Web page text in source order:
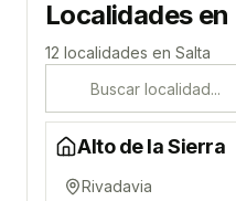
Localidades en
12 localidades en Salta
Alto de la Sierra
Rivadavia